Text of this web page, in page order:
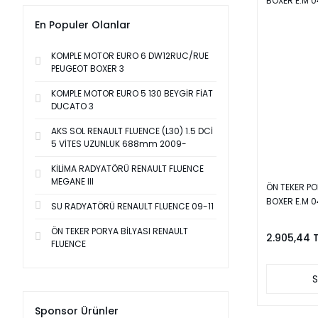
DAYCO (3)
ITHAL (3)
KALE (3)
LONG LIFE (3)
MEHA (3)
BESER (2)
ELTA (2)
En Populer Olanlar
KOMPLE MOTOR EURO 6 DW12RUC/RUE
PEUGEOT BOXER 3
KOMPLE MOTOR EURO 5 130 BEYGİR FİAT
DUCATO 3
AKS SOL RENAULT FLUENCE (L30) 1.5 DCİ
5 VİTES UZUNLUK 688mm 2009-
KİLİMA RADYATÖRÜ RENAULT FLUENCE
MEGANE III
SU RADYATÖRÜ RENAULT FLUENCE 09-11
ÖN TEKER PORYA BİLYASI RENAULT
FLUENCE
Sponsor Ürünler
ÖN TEKER
BOXER E.M
2.905,44